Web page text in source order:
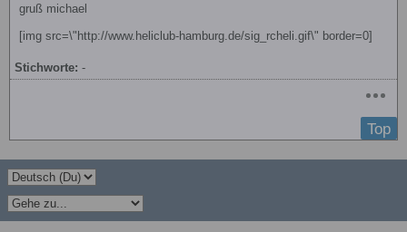
gruß michael
[img src=\"http://www.heliclub-hamburg.de/sig_rcheli.gif\" border=0]
Stichworte: -
Top